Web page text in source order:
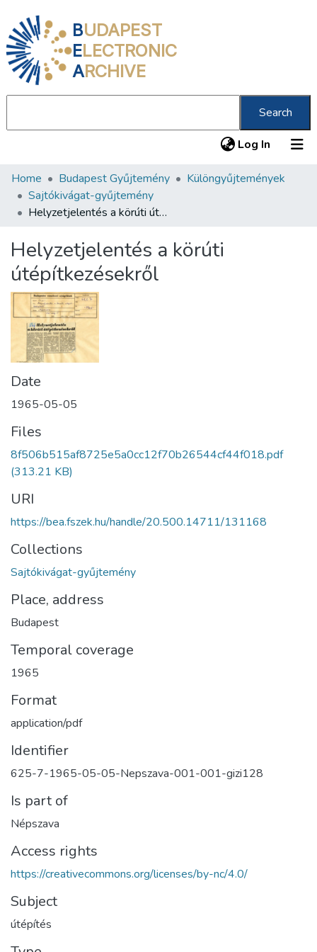
BUDAPEST
ELECTRONIC
ARCHIVE
Search
Log In (current)
Communities & Collections
All of DSpace
About us
Home Budapest Gyűjtemény
Különgyűjtemények
Sajtókivágat-gyűjtemény
Helyzetjelentés a körúti útépítkezésekről
Helyzetjelentés a körúti
útépítkezésekről
Date
1965-05-05
Files
8f506b515af8725e5a0cc12f70b26544cf44f018.pdf
(313.21 KB)
URI
https://bea.fszek.hu/handle/20.500.14711/131168
Collections
Sajtókivágat-gyűjtemény
Place, address
Budapest
Temporal coverage
1965
Format
application/pdf
Identifier
625-7-1965-05-05-Nepszava-001-001-gizi128
Is part of
Népszava
Access rights
https://creativecommons.org/licenses/by-nc/4.0/
Subject
útépítés